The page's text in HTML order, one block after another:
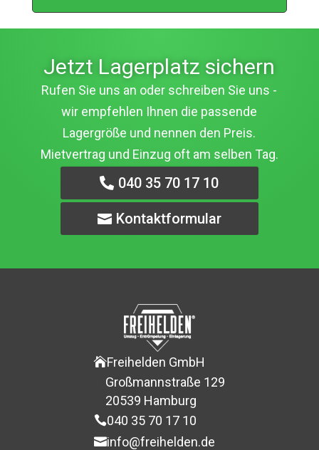
Jetzt Lagerplatz sichern
Rufen Sie uns an oder schreiben Sie uns -
wir empfehlen Ihnen die passende
Lagergröße und nennen den Preis.
Mietvertrag und Einzug oft am selben Tag.
040 35 70 17 10
Kontaktformular
Freihelden GmbH
Großmannstraße 129
20539 Hamburg
040 35 70 17 10
info@freihelden.de